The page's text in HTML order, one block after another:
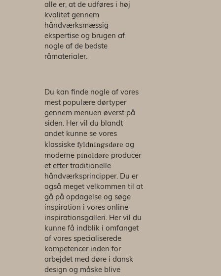
alle er, at de udføres i høj
kvalitet gennem
håndværksmæssig
ekspertise og brugen af
nogle af de bedste
råmaterialer.
Du kan finde nogle af vores
mest populære dørtyper
gennem menuen øverst på
siden. Her vil du blandt
andet kunne se vores
klassiske fyldningsdøre og
moderne pinoldøre producer
et efter traditionelle
håndværksprincipper. Du er
også meget velkommen til at
gå på opdagelse og søge
inspiration i vores online
inspirationsgalleri. Her vil du
kunne få indblik i omfanget
af vores specialiserede
kompetencer inden for
arbejdet med døre i dansk
design og måske blive